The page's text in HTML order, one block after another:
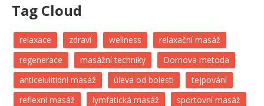
Tag Cloud
relaxace zdraví wellness
relaxační masáž
regenerace
masážní techniky
Dornova metoda
anticelulitidní masáž
úleva od bolesti
tejpování
reflexní masáž
lymfatická masáž
sportovní masáž